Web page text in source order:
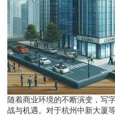
随着商业环境的不断演变，写
战与机遇。对于杭州中新大厦